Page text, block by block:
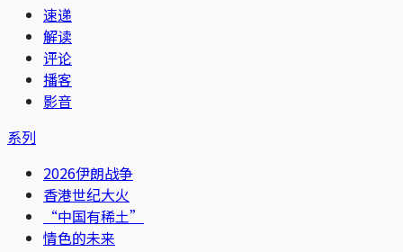
速递
解读
评论
播客
影音
系列
2026伊朗战争
香港世纪大火
“中国有稀土”
情色的未来